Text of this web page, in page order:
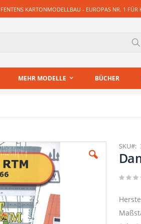
KARTONMODELLBAU - EUROPAS NR. 1 FÜR
MEHR MODELLE BÜCHER
SKU